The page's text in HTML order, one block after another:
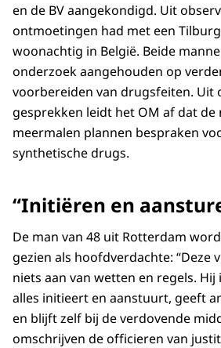
en de BV aangekondigd. Uit
ontmoetingen had met een
woonachtig in België. Beide
onderzoek aangehouden op
voorbereiden van drugsfeiten. Uit
gesprekken leidt het OM af dat de
meermalen plannen bespraken
synthetische drugs.
“Initiëren en
De man van 48 uit Rotterdam
gezien als hoofdverdachte: “Deze
niets aan van wetten en regels.
alles initieert en aanstuurt, geeft
en blijft zelf bij de verdovende
omschrijven de officieren van